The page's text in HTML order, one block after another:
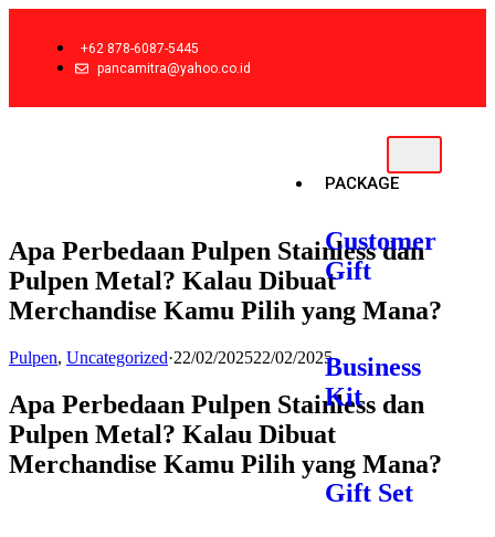
+62 878-6087-5445
pancamitra@yahoo.co.id
PACKAGE
Customer
Gift
Business
Kit
Gift Set
Apa Perbedaan Pulpen Stainless dan
Pulpen Metal? Kalau Dibuat
Merchandise Kamu Pilih yang Mana?
Pulpen, Uncategorized·22/02/202522/02/2025
Apa Perbedaan Pulpen Stainless dan
Pulpen Metal? Kalau Dibuat
Merchandise Kamu Pilih yang Mana?